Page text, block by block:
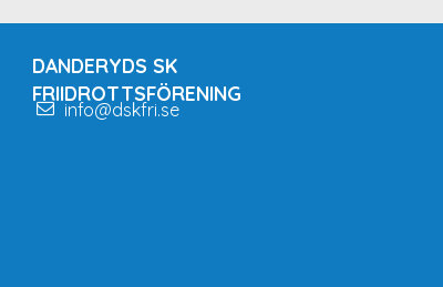
DANDERYDS SK
FRIIDROTTSFÖRENING
info@dskfri.se